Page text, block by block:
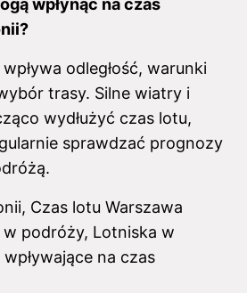
wpłynąć na czas
odległość, warunki
trasy. Silne wiatry i
wydłużyć czas lotu,
sprawdzać prognozy
Czas lotu Warszawa
podróży, Lotniska w
na czas